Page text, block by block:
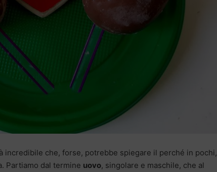
incredibile che, forse, potrebbe spiegare il perché in pochi,
Partiamo dal termine uovo, singolare e maschile, che al